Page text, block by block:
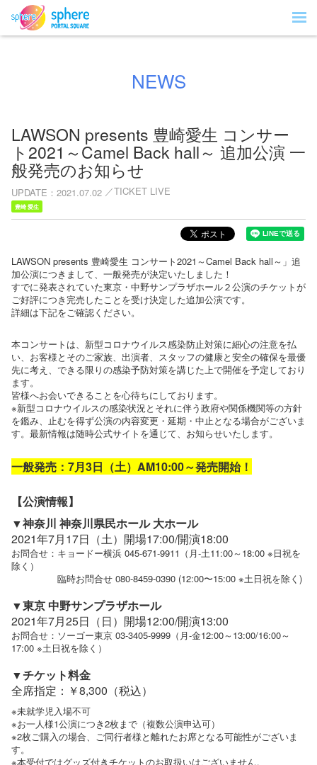
NEWS
LAWSON presents 豊崎愛生 コンサー
ト2021～Camel Back hall～ 追加公演 一
般発売のお知らせ
UPDATE 2021.07.02 TICKET LIVE
豊崎 愛生
LAWSON presents 豊崎愛生 コンサート2021～Camel Back hall～」追
加公演につきまして、一般発売が決定いたしました！
すでに発表されていた東京・中野サンプラザホール２公演のチケットが
ご好評につき完売したことを受け決定した追加公演です。
詳細は下記をご確認ください。
本コンサートは、新型コロナウイルス感染防止対策に細心の注意を払
い、お客様とそのご家族、出演者、スタッフの健康と安全の確保を最優
先に考え、できる限りの感染予防対策を講じた上で開催を予定しており
ます。
皆様へお会いできることを心待ちにしております。
※新型コロナウイルスの感染状況とそれに伴う政府や関係機関等の方針
を鑑み、止むを得ず公演の内容変更・延期・中止となる場合がございま
す。最新情報は随時公式サイトを通じて、お知らせいたします。
一般発売：7月3日（土）AM10:00～発売開始！
【公演情報】
▼神奈川 神奈川県民ホール 大ホール
2021年7月17日（土）開場17:00/開演18:00
お問合せ：キョードー横浜 045-671-9911（月-土11:00～18:00 ※日祝を
除く）
臨時お問合せ 080-8459-0390 (12:00〜15:00 ※土日祝を除く)
▼東京 中野サンプラザホール
2021年7月25日（日）開場12:00/開演13:00
お問合せ：ソーゴー東京 03-3405-9999（月-金12:00～13:00/16:00～
17:00 ※土日祝を除く）
▼チケット料金
全席指定：￥8,300（税込）
※未就学児入場不可
※お一人様1公演につき2枚まで（複数公演申込可）
※2枚ご購入の場合、ご同行者様と離れたお席となる可能性がございま
す。
※本受付ではグッズ付きチケットのお取扱いはございません。